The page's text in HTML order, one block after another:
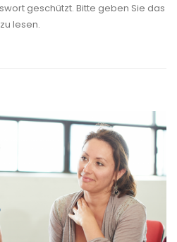
geschützt. Bitte geben Sie das
lesen.